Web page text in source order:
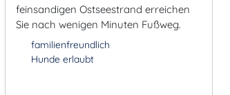
feinsandigen Ostseestrand erreichen
Sie nach wenigen Minuten Fußweg.
familienfreundlich
Hunde erlaubt